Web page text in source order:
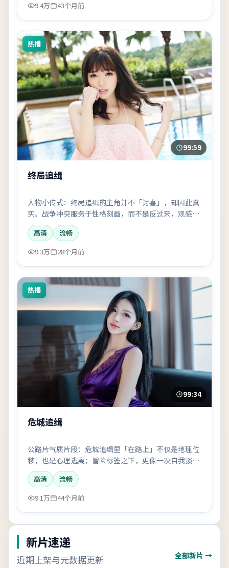
9.4万
43个月前
热播
99:59
终局追缉
人物小传式：终局追缉的主角并不「讨喜」，却因此真
实。战争冲突服务于性格刻画，而不是反过来，观感会
偏文艺一点。
高清
流畅
9.3万
28个月前
热播
99:34
危城追缉
公路片气质片段：危城追缉里「在路上」不仅是地理位
移，也是心理逃离；冒险标签之下，更像一次自我谈
判。
高清
流畅
9.1万
44个月前
新片速递
近期上架与元数据更新 全部新片 →